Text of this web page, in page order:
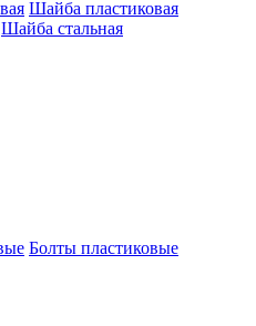
Шайба пластиковая
Шайба стальная
Болты пластиковые